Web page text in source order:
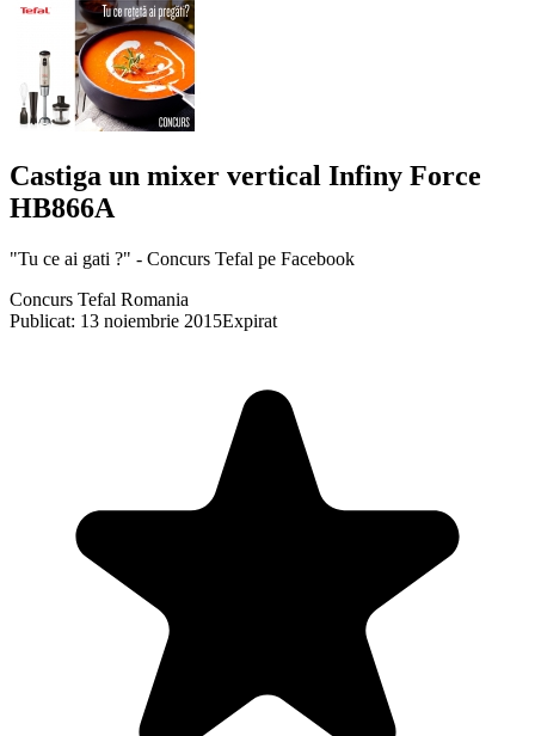
Castiga un mixer vertical Infiny Force
HB866A
"Tu ce ai gati ?" - Concurs Tefal pe Facebook
Concurs Tefal Romania
Publicat: 13 noiembrie 2015Expirat